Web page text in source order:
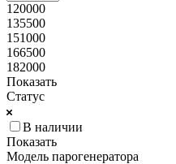
120000
135500
151000
166500
182000
Показать
Статус
В наличии
Показать
Модель парогенератора